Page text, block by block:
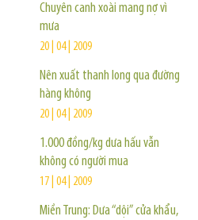
Chuyên canh xoài mang nợ vì
mưa
20 | 04 | 2009
Nên xuất thanh long qua đường
hàng không
20 | 04 | 2009
1.000 đồng/kg dưa hấu vẫn
không có người mua
17 | 04 | 2009
Miền Trung: Dưa “dội” cửa khẩu,